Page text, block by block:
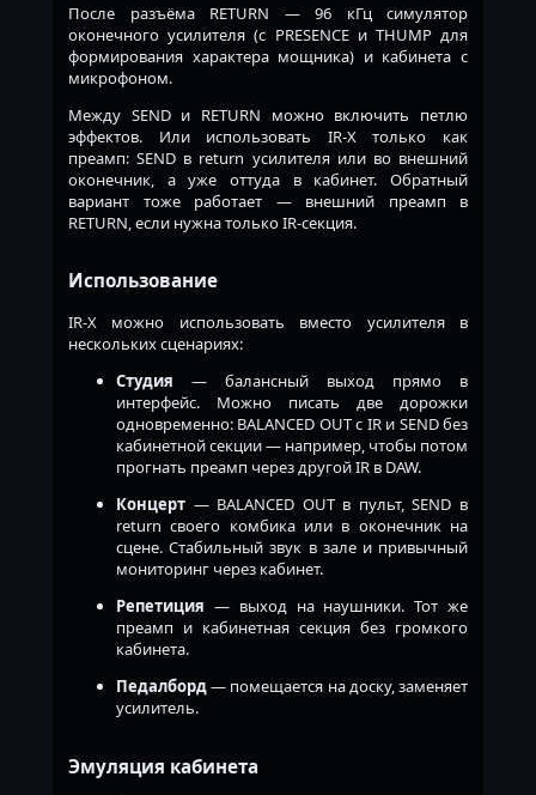
После разъёма RETURN — 96 кГц симулятор
оконечного усилителя (с PRESENCE и THUMP для
формирования характера мощника) и кабинета с
микрофоном.
Между SEND и RETURN можно включить петлю
эффектов. Или использовать IR-X только как
преамп: SEND в return усилителя или во внешний
оконечник, а уже оттуда в кабинет. Обратный
вариант тоже работает — внешний преамп в
RETURN, если нужна только IR-секция.
Использование
IR-X можно использовать вместо усилителя в
нескольких сценариях:
Студия — балансный выход прямо в
интерфейс. Можно писать две дорожки
одновременно: BALANCED OUT с IR и SEND без
кабинетной секции — например, чтобы потом
прогнать преамп через другой IR в DAW.
Концерт — BALANCED OUT в пульт, SEND в
return своего комбика или в оконечник на
сцене. Стабильный звук в зале и привычный
мониторинг через кабинет.
Репетиция — выход на наушники. Тот же
преамп и кабинетная секция без громкого
кабинета.
Педалборд— помещается на доску, заменяет
усилитель.
Эмуляция кабинета